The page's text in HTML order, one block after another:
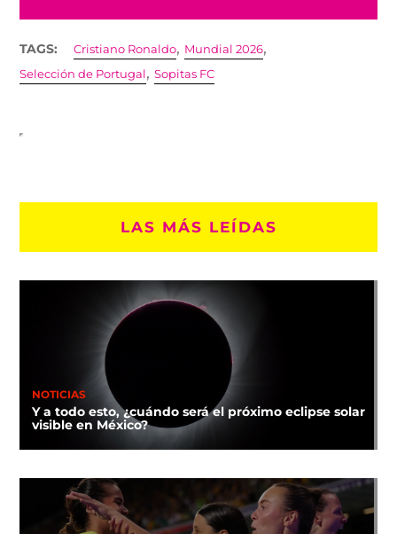
TAGS: Cristiano Ronaldo, Mundial 2026,
Selección de Portugal ,Sopitas FC
LAS MÁS LEÍDAS
NOTICIAS
Y a todo esto, ¿cuándo será el próximo eclipse solar
visible en México?